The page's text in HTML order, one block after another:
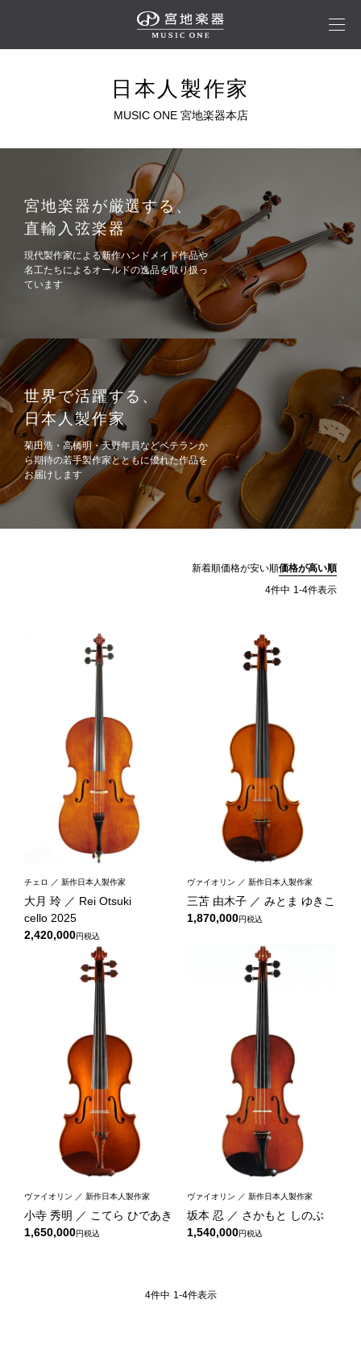
日本人製作家
宮地楽器が厳選する、
直輸入弦楽器
現代製作家による新作ハンドメイド作品や
名工たちによるオールドの逸品を取り扱っ
ています
世界で活躍する、
日本人製作家
菊田浩・高橋明・天野年員などベテランか
ら期待の若手製作家とともに優れた作品を
お届けします
新着順価格が安い順価格が高い順
4件中 1 -4件表示
チェロ ／ 新作日本人製作家
大月 玲 ／ Rei Otsuki
cello 2025
2,420,000
税込
ヴァイオリン ／ 新作日本人製作家
三苫 由木子 ／ みとま ゆきこ
1,870,000
税込
ヴァイオリン ／ 新作日本人製作家
小寺 秀明 ／ こてら ひであき
1,650,000
税込
ヴァイオリン ／ 新作日本人製作家
坂本 忍 ／ さかもと しのぶ
1,540,000
税込
4件中 1 -4件表示